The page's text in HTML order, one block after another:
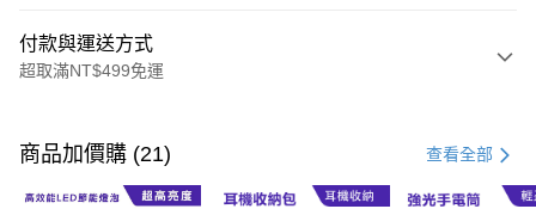
付款與運送方式
超取滿NT$499免運
信用卡一次付款
超商取貨付款
商品加價購 (21) 查看全部